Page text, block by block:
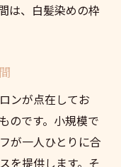
は、白髪染めの枠
ンが点在してお
のです。小規模で
が一人ひとりに合
を提供します。そ